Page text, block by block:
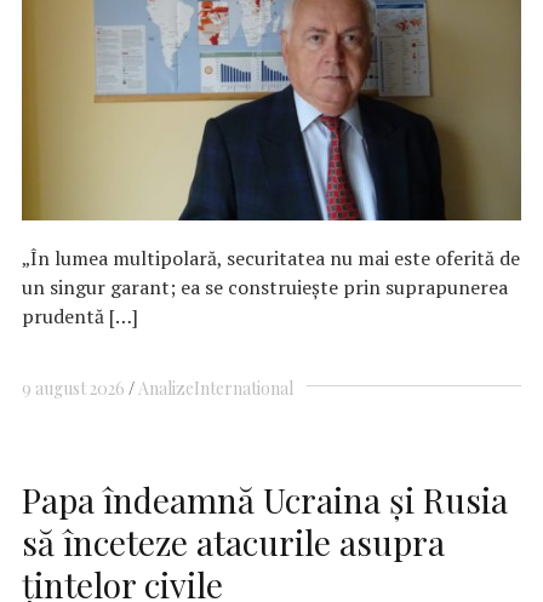
„În lumea multipolară, securitatea nu mai este oferită de
un singur garant; ea se construiește prin suprapunerea
prudentă […]
9 august 2026 AnalizeInternational
Papa îndeamnă Ucraina şi Rusia
să înceteze atacurile asupra
ţintelor civile